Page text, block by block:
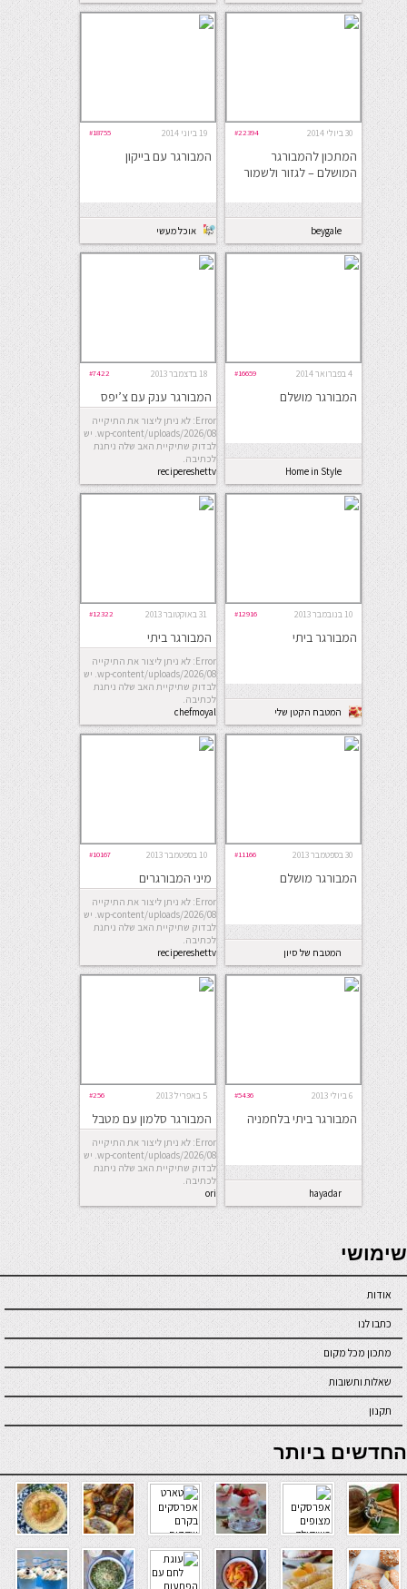
30 ביולי 2014 #22394
המתכון להמבורגר
המושלם – לגזור ולשמור
beygale
19 ביוני 2014 #18755
המבורגר עם בייקון
אוכל מעשי
4 בפברואר 2014 #16659
המבורגר מושלם
Home in Style
18 בדצמבר 2013 #7422
המבורגר ענק עם צ’יפס
Error: לא ניתן ליצור את התיקייה
wp-content/uploads/2026/08. יש
לבדוק שתיקיית האב שלה ניתנת
לכתיבה.
recipereshettv
10 בנובמבר 2013 #12916
המבורגר ביתי
המטבח הקטן שלי
31 באוקטובר 2013 #12322
המבורגר ביתי
Error: לא ניתן ליצור את התיקייה
wp-content/uploads/2026/08. יש
לבדוק שתיקיית האב שלה ניתנת
לכתיבה.
chefmoyal
30 בספטמבר 2013 #11166
המבורגר מושלם
המטבח של סיון
10 בספטמבר 2013 #10167
מיני המבורגרים
Error: לא ניתן ליצור את התיקייה
wp-content/uploads/2026/08. יש
לבדוק שתיקיית האב שלה ניתנת
לכתיבה.
recipereshettv
6 ביולי 2013 #5436
המבורגר ביתי בלחמניה
hayadar
5 באפריל 2013 #256
המבורגר סלמון עם מטבל
מיונזError: לא ניתן ליצור את התיקייה
wp-content/uploads/2026/08. יש
לבדוק שתיקיית האב שלה ניתנת
לכתיבה.
ori
seriöse online casinos österreich
שימושי
אודות
כתבו לנו
מתכון מכל מקום
שאלות ותשובות
תקנון
online casino
החדשים ביותר